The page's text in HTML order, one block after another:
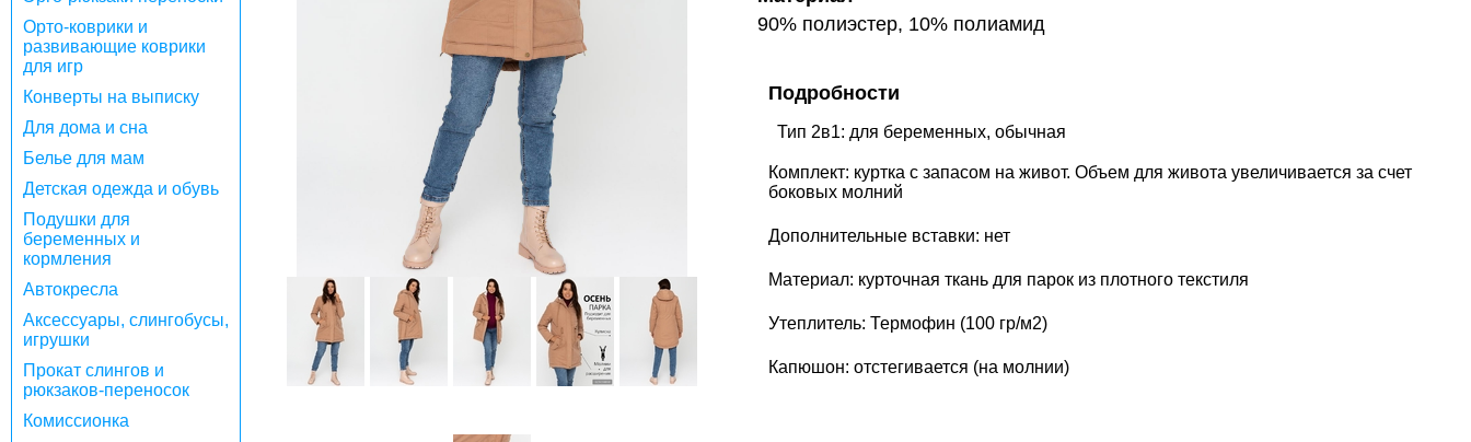
Орто-коврики и
развивающие коврики
для игр
Конверты на выписку
Для дома и сна
Белье для мам
Детская одежда и обувь
Подушки для
беременных и
кормления
Автокресла
Аксессуары, слингобусы,
игрушки
Прокат слингов и
рюкзаков-переносок
Комиссионка
90% полиэстер, 10% полиамид
Подробности
Комплект: куртка с запасом на живот. Объем для живота увеличивается за счет
боковых молний
Дополнительные вставки: нет
Материал: курточная ткань для парок из плотного текстиля
Утеплитель: Термофин (100 гр/м2)
Капюшон: отстегивается (на молнии)